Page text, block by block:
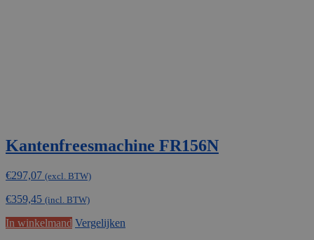
Kantenfreesmachine FR156N
€297,07 (excl. BTW)
€359,45 (incl. BTW)
In winkelmand Vergelijken